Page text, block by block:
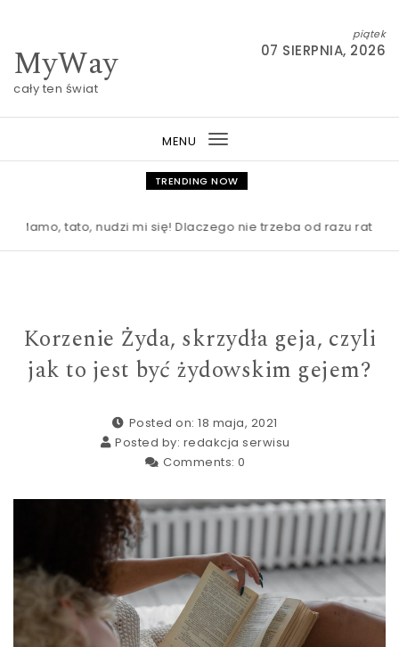
MyWay
cały ten świat
piątek
07 SIERPNIA, 2026
MENU
Toggle
navigation
TRENDING NOW
tato, nudzi mi się! Dlaczego nie trzeba od razu ratować
Korzenie Żyda, skrzydła geja, czyli
jak to jest być żydowskim gejem?
Posted on: 18 maja, 2021
Posted by: redakcja serwisu
Comments: 0